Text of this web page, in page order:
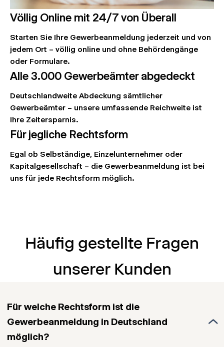
Völlig Online mit 24/7 von Überall
Starten Sie Ihre Gewerbeanmeldung jederzeit und von
jedem Ort – völlig online und ohne Behördengänge
oder Formulare.
Alle 3.000 Gewerbeämter abgedeckt
Deutschlandweite Abdeckung sämtlicher
Gewerbeämter – unsere umfassende Reichweite ist
Ihre Zeitersparnis.
Für jegliche Rechtsform
Egal ob Selbständige, Einzelunternehmer oder
Kapitalgesellschaft – die Gewerbeanmeldung ist bei
uns für jede Rechtsform möglich.
Häufig gestellte Fragen
unserer Kunden
Für welche Rechtsform ist die
Gewerbeanmeldung in Deutschland
möglich?